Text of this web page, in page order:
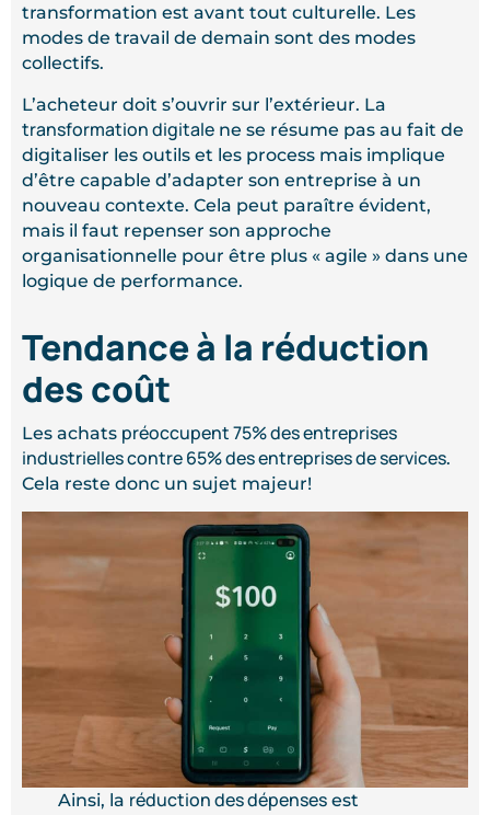
transformation est avant tout culturelle. Les
modes de travail de demain sont des modes
collectifs.
L’acheteur doit s’ouvrir sur l’extérieur. La
transformation digitale ne se résume pas au fait de
digitaliser les outils et les process mais implique
d’être capable d’adapter son entreprise à un
nouveau contexte. Cela peut paraître évident,
mais il faut repenser son approche
organisationnelle pour être plus « agile » dans une
logique de performance.
Tendance à la réduction
des coût
Les achats préoccupent 75% des entreprises
industrielles contre 65% des entreprises de services.
Cela reste donc un sujet majeur!
Ainsi, la réduction des dépensesest